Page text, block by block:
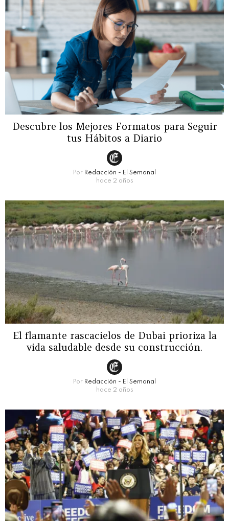
Descubre los Mejores Formatos para Seguir
tus Hábitos a Diario
Por Redacción - El Semanal
hace 2 años
El flamante rascacielos de Dubai prioriza la
vida saludable desde su construcción.
Por Redacción - El Semanal
hace 2 años